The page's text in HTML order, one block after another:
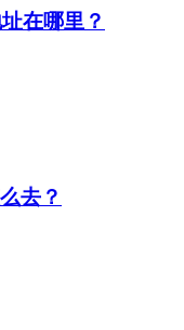
在哪里？
去？